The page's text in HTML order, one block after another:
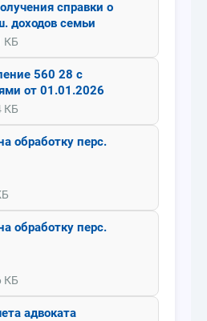
справки о
доходов семьи
КБ
560 28 с
от 01.01.2026
КБ
обработку перс.
обработку перс.
КБ
адвоката